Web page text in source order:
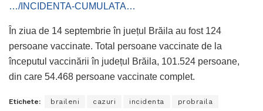
…/INCIDENTA-CUMULATA…
În ziua de 14 septembrie în juețul Brăila au fost 124
persoane vaccinate. Total persoane vaccinate de la
începutul vaccinării în județul Brăila, 101.524 persoane,
din care 54.468 persoane vaccinate complet.
Etichete: braileni cazuri incidenta probraila